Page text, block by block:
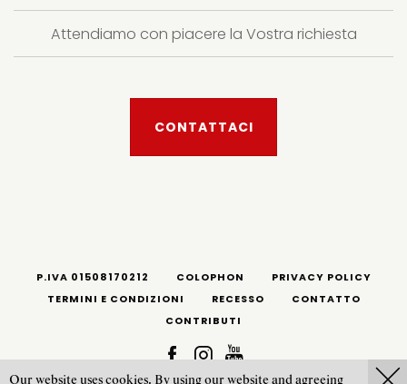
Attendiamo con piacere la Vostra richiesta
CONTATTACI
P.IVA 01508170212 COLOPHON
PRIVACY POLICY
TERMINI E CONDIZIONI
RECESSO
CONTATTO
CONTRIBUTI
Our website uses cookies. By using our website and agreeing